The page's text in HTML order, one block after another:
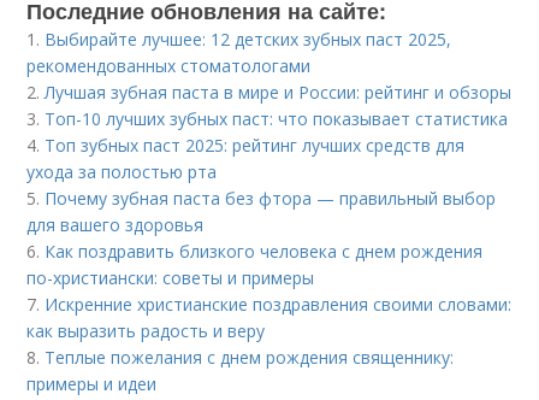
Последние обновления на сайте:
1. Выбирайте лучшее: 12 детских зубных паст 2025,
рекомендованных стоматологами
2.Лучшая зубная паста в мире и России: рейтинг и обзоры
3. Топ-10 лучших зубных паст: что показывает статистика
4. Топ зубных паст 2025: рейтинг лучших средств для
ухода за полостью рта
5. Почему зубная паста без фтора — правильный выбор
для вашего здоровья
6. Как поздравить близкого человека с днем рождения
по-христиански: советы и примеры
7. Искренние христианские поздравления своими словами:
как выразить радость и веру
8. Теплые пожелания с днем рождения священнику:
примеры и идеи